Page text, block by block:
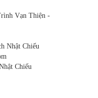
Vạn Thiện -
Nhật Chiếu
Chiếu